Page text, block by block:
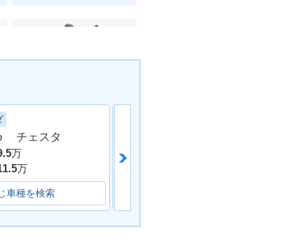
特別色・特別・限定仕様
チェスタ
万
万
車種を検索